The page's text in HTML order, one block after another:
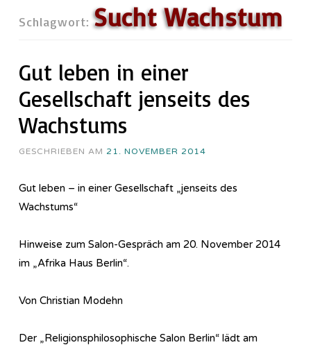
Schlagwort:Sucht Wachstum
Gut leben in einer
Gesellschaft jenseits des
Wachstums
GESCHRIEBEN AM 21. NOVEMBER 2014
Gut leben – in einer Gesellschaft „jenseits des
Wachstums“
Hinweise zum Salon-Gespräch am 20. November 2014
im „Afrika Haus Berlin“.
Von Christian Modehn
Der „Religionsphilosophische Salon Berlin“ lädt am